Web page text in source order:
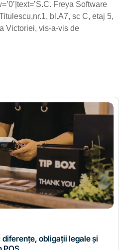
Freya Software
bl.A7, sc C, etaj 5,
Victoriei, vis-a-vis de
obligații legale și